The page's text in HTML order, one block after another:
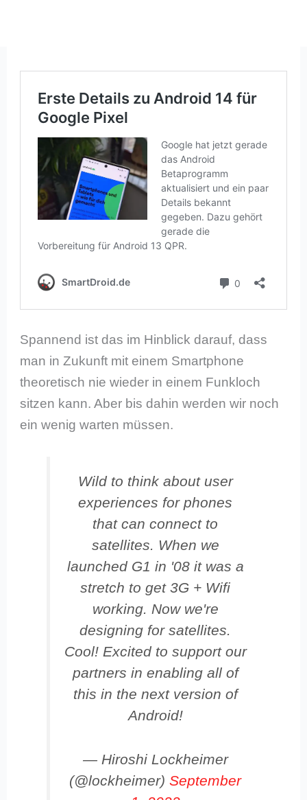
Spannend ist das im Hinblick darauf, dass
man in Zukunft mit einem Smartphone
theoretisch nie wieder in einem Funkloch
sitzen kann. Aber bis dahin werden wir noch
ein wenig warten müssen.
Wild to think about user
experiences for phones
that can connect to
satellites. When we
launched G1 in '08 it was a
stretch to get 3G + Wifi
working. Now we're
designing for satellites.
Cool! Excited to support our
partners in enabling all of
this in the next version of
Android!
— Hiroshi Lockheimer
(@lockheimer) September